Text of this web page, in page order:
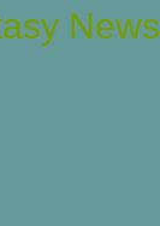
News